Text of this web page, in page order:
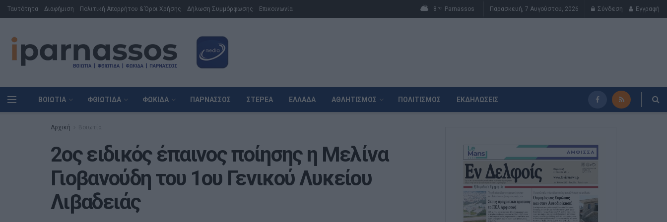
Ταυτότητα Διαφήμιση Πολιτική Απορρήτου & Όροι Χρήσης Δήλωση Συμμόρφωσης Επικοινωνία 8 °C Parnassos Παρασκευή, 7 Αυγούστου, 2026 Σύνδεση Εγγραφή
ΒΟΙΩΤΊΑ ΦΘΙΏΤΙΔΑ ΦΩΚΊΔΑ ΠΑΡΝΑΣΣΌΣ ΣΤΕΡΕΆ ΕΛΛΆΔΑ ΑΘΛΗΤΙΣΜΌΣ ΠΟΛΙΤΙΣΜΌΣ ΕΚΔΗΛΏΣΕΙΣ
Αρχική Βοιωτία
2ος ειδικός έπαινος ποίησης η Μελίνα
Γιοβανούδη του 1ου Γενικού Λυκείου
Λιβαδειάς